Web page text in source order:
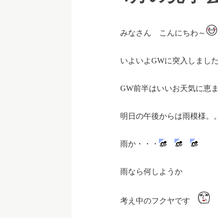
みなさん こんにちわ～
いよいよGWに突入しまし
GW前半はいいお天気に恵
明日の午後からは雨模様。
雨か・・・
雨なら何しようか
考え中のフクヤです